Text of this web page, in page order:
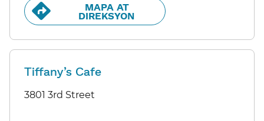
MAPA AT
DIREKSYON​​
Tiffany’s Cafe
3801 3rd Street